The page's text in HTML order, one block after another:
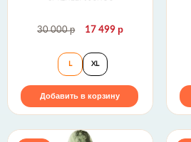
30 000р 17 499р
Худи женское Rebel
L XL
Добавить в корзину